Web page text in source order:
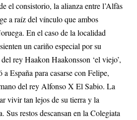
el consistorio, la alianza entre l’Alfàs
a raíz del vínculo que ambos
En el caso de la localidad
un cariño especial por su
rey Haakon Haakonsson ‘el viejo’,
España para casarse con Felipe,
del rey Alfonso X El Sabio. La
vivir tan lejos de su tierra y la
Sus restos descansan en la Colegiata